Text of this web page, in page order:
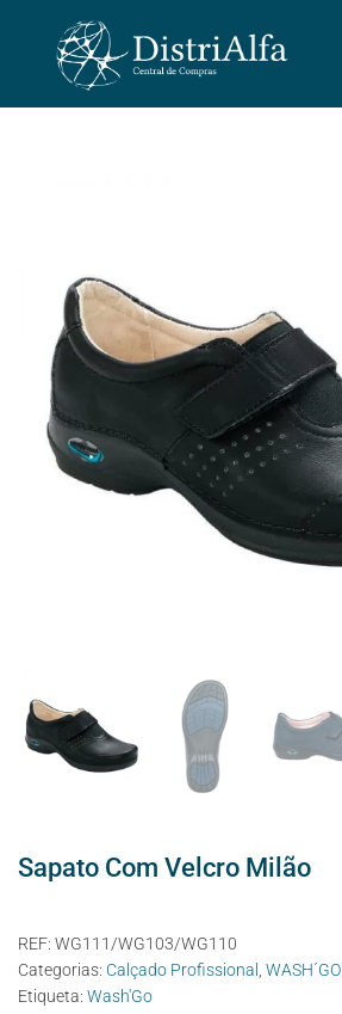
Sapato Com Velcro Milão
REF: WG111/WG103/WG110
Categorias: Calçado Profissional
WASH´GO
Etiqueta: Wash'Go